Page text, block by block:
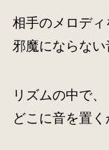
相手のメロディ
邪魔にならない
リズムの中で、
どこに音を置く